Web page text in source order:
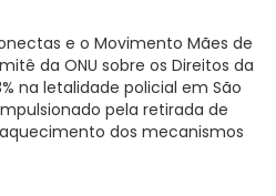
e o Movimento Mães de
da ONU sobre os Direitos da
na letalidade policial em São
pela retirada de
dos mecanismos